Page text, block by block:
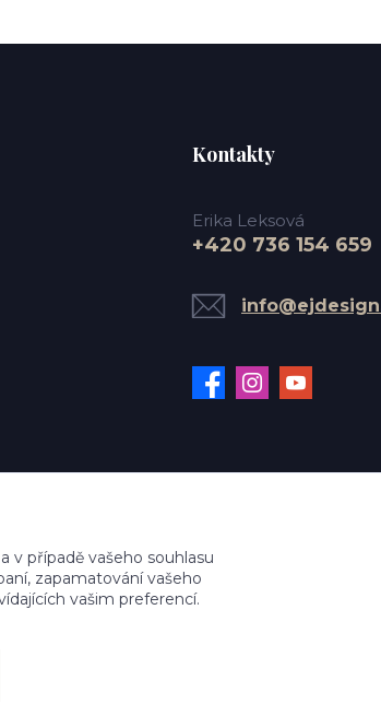
Kontakty
Erika Leksová
+420 736 154 659
v případě vašeho souhlasu
zapamatování vašeho
vašim preferencí.